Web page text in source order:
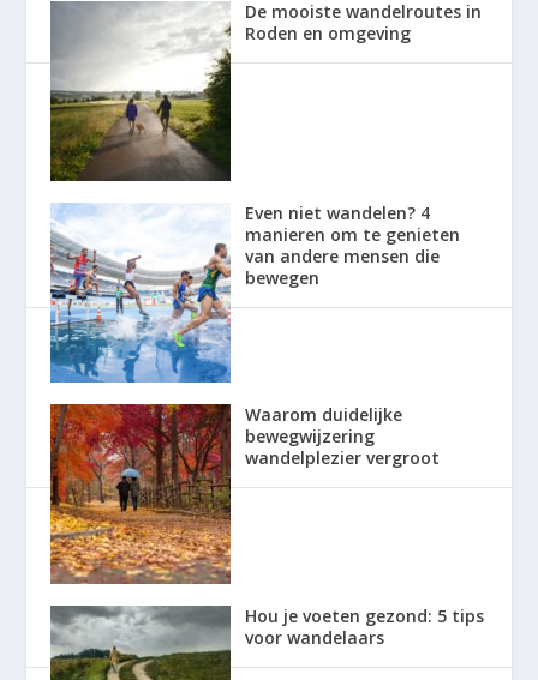
De mooiste wandelroutes in
Roden en omgeving
Even niet wandelen? 4
manieren om te genieten
van andere mensen die
bewegen
Waarom duidelijke
bewegwijzering
wandelplezier vergroot
Hou je voeten gezond: 5 tips
voor wandelaars